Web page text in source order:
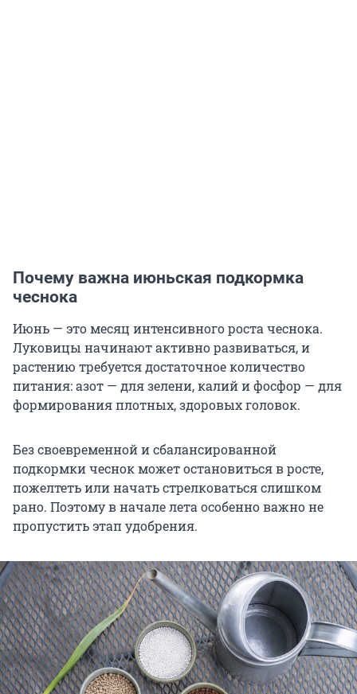
Почему важна июньская подкормка
чеснока
Июнь — это месяц интенсивного роста чеснока.
Луковицы начинают активно развиваться, и
растению требуется достаточное количество
питания: азот — для зелени, калий и фосфор — для
формирования плотных, здоровых головок.
Без своевременной и сбалансированной
подкормки чеснок может остановиться в росте,
пожелтеть или начать стрелковаться слишком
рано. Поэтому в начале лета особенно важно не
пропустить этап удобрения.